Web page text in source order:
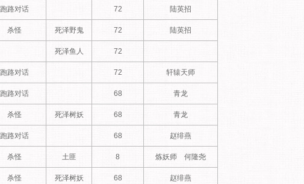
跑路对话 72 陆英招
杀怪 死泽野鬼 72 陆英招
死泽鱼人 72
跑路对话 72 轩辕天师
跑路对话 68 青龙
杀怪 死泽树妖 68 青龙
跑路对话 68 赵绯燕
杀怪 土匪 8 炼妖师 何隆尧
杀怪 死泽树妖 68 赵绯燕